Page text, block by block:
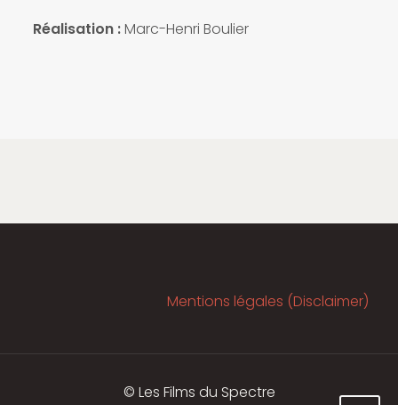
Réalisation :Marc-Henri Boulier
Mentions légales (Disclaimer)
© Les Films du Spectre